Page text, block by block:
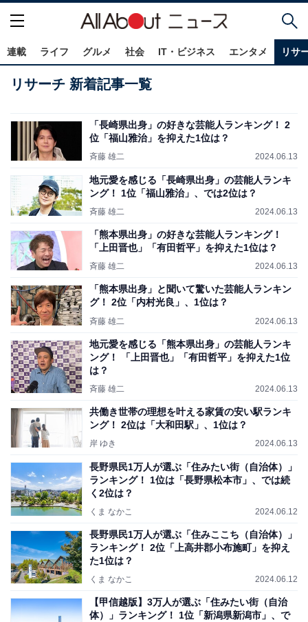
連載 ライフ グルメ 社会 IT・ビジネス エンタメ リサ
リサーチ 新着記事一覧
「長崎県出身」の好きな芸能人ランキング！ 2
位「福山雅治」を抑えた1位は？
斉藤 雄二 2024.06.13
地元愛を感じる「長崎県出身」の芸能人ランキ
ング！ 1位「福山雅治」、では2位は？
斉藤 雄二 2024.06.13
「熊本県出身」の好きな芸能人ランキング！
「上田晋也」「有田哲平」を抑えた1位は？
斉藤 雄二 2024.06.13
「熊本県出身」と聞いて驚いた芸能人ランキン
グ！ 2位「内村光良」、1位は？
斉藤 雄二 2024.06.13
地元愛を感じる「熊本県出身」の芸能人ランキ
ング！ 「上田晋也」「有田哲平」を抑えた1位
は？
斉藤 雄二 2024.06.13
共働き世帯の理想を叶える家賃の安い駅ランキ
ング！ 2位は「大和田駅」、1位は？
岸 ゆき 2024.06.13
長野県民1万人が選ぶ「住みたい街（自治体）」
ランキング！ 1位は「長野県松本市」、では続
く2位は？
くま なかこ 2024.06.12
長野県民1万人が選ぶ「住みここち（自治体）」
ランキング！ 2位「上高井郡小布施町」を抑え
た1位は？
くま なかこ 2024.06.12
【甲信越版】3万人が選ぶ「住みたい街（自治
体）」ランキング！ 1位「新潟県新潟市」、で